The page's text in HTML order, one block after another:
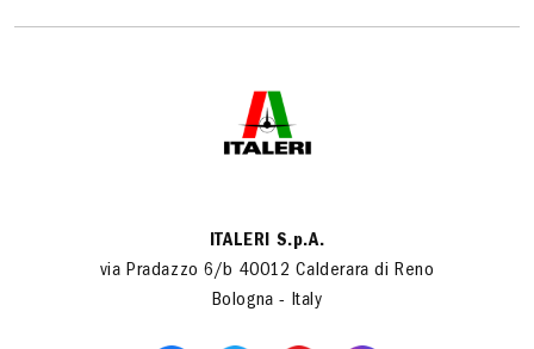
ITALERI S.p.A.
via Pradazzo 6/b 40012 Calderara di Reno
Bologna - Italy